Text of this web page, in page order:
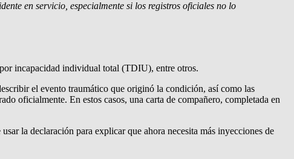
en servicio, especialmente si los registros oficiales no lo
incapacidad individual total (TDIU), entre otros.
el evento traumático que originó la condición, así como las
oficialmente. En estos casos, una carta de compañero, completada en
la declaración para explicar que ahora necesita más inyecciones de